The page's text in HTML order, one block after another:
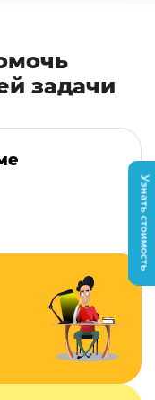
задачи
Узнать стоимость